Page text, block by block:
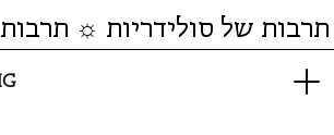
של סולידריות ☼ תרבות